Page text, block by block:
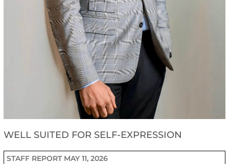
WELL SUITED FOR SELF-EXPRESSION
STAFF REPORT MAY 11, 2026